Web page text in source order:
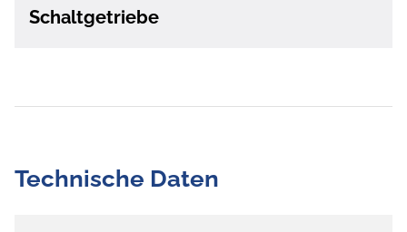
Schaltgetriebe
Technische Daten